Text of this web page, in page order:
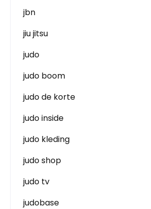
jbn
jiu jitsu
judo
judo boom
judo de korte
judo inside
judo kleding
judo shop
judo tv
judobase